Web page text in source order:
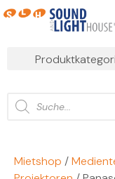
Mietshop /